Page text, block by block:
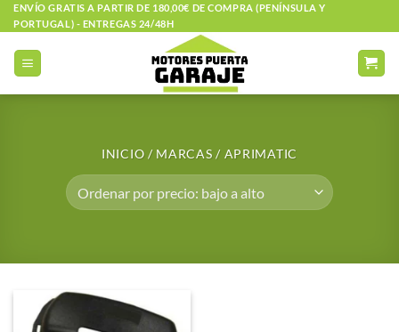
Saltar
al
contenido
ENVÍO GRATIS A PARTIR DE 180,00€ DE COMPRA (PENÍNSULA Y
PORTUGAL) - ENTREGAS 24/48H
INICIO /MARCAS/APRIMATIC